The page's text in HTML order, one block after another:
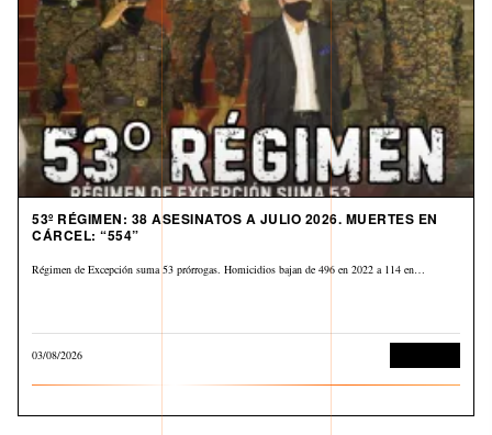
53º RÉGIMEN: 38 ASESINATOS A JULIO 2026. MUERTES EN
CÁRCEL: “554”
Régimen de Excepción suma 53 prórrogas. Homicidios bajan de 496 en 2022 a 114 en…
03/08/2026